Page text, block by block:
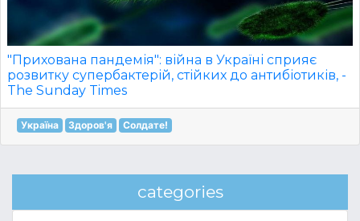
"Прихована пандемія": війна в Україні сприяє
розвитку супербактерій, стійких до антибіотиків, -
The Sunday Times
Україна Здоров'я Солдате!
categories